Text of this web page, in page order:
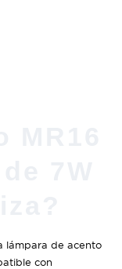
lámpara de acento
con